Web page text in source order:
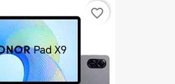
favorite_border